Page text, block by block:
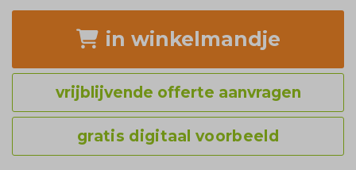
in winkelmandje
vrijblijvende offerte aanvragen
gratis digitaal voorbeeld